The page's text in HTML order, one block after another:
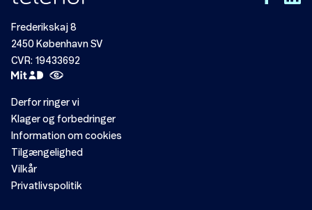
Frederikskaj 8
2450 København SV
CVR: 19433692
Derfor ringer vi
Klager og forbedringer
Information om cookies
Tilgængelighed
Vilkår
Privatlivspolitik